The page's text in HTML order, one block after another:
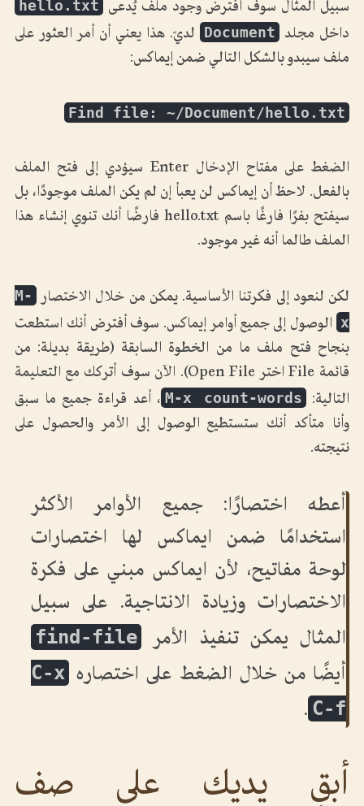
سبيل المثال سوف أفترض وجود ملف يُدعى hello.txt
داخل مجلد Document لديّ. هذا يعني أن أمر العثور على
ملف سيبدو بالشكل التالي ضمن إيماكس:
Find file: ~/Document/hello.txt
الضغط على مفتاح الإدخال Enter سيؤدي إلى فتح الملف
بالفعل. لاحظ أن إيماكس لن يعبأ إن لم يكن الملف موجودًا، بل
سيفتح بفرًا فارغًا باسم hello.txt فارضًا أنك تنوي إنشاء هذا
الملف طالما أنه غير موجود.
لكن لنعود إلى فكرتنا الأساسية. يمكن من خلال الاختصار
M-
x
الوصول إلى جميع أوامر إيماكس. سوف أفترض أنك استطعت
بنجاح فتح ملف ما من الخطوة السابقة (طريقة بديلة: من
قائمة File اختر Open File). الآن سوف أتركك مع التعليمة
التالية: M-x count-words ، أعد قراءة جميع ما سبق
وأنا متأكد أنك ستستطيع الوصول إلى الأمر والحصول على
نتيجته.
أعطه اختصارًا: جميع الأوامر الأكثر
استخدامًا ضمن ايماكس لها اختصارات
لوحة مفاتيح، لأن ايماكس مبني على فكرة
الاختصارات وزيادة الانتاجية. على سبيل
المثال يمكن تنفيذ الأمر find-file
أيضًا من خلال الضغط على اختصاره
C-x
C-f
.
أبقِ يديك على صف